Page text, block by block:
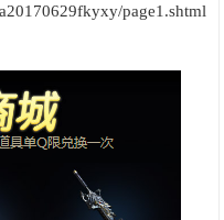
page1.shtml